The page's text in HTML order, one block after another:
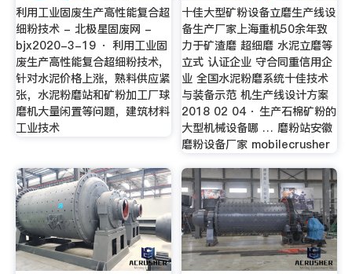
利用工业固废生产高性能复合超
细粉技术 - 北极星固废网 -
bjx2020-3-19 · 利用工业固
废生产高性能复合超细粉技术,
针对水泥价格上涨，熟料供应紧
张，水泥粉磨站和矿粉加工厂球
磨机大量闲置等问题，建筑材料
工业技术
十佳大型矿粉设备立磨生产线设
备生产厂家上海重机50余年致
力于矿渣磨 超细磨 水泥立磨等
立式 认证企业 守合同重信用企
业 全国水泥粉磨系统十佳技术
与装备示范 机生产线设计方案
2018 02 04 · 生产石棉矿粉的
大型机械设备哪 … 磨粉站安徽
磨粉设备厂家 mobilecrusher